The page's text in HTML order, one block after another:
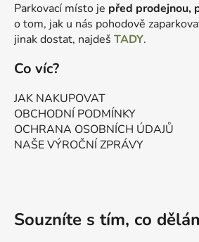
Parkovací místo je před prodejnou,
o tom, jak u nás pohodově
jinak dostat, najdeš TADY.
Co víc?
JAK NAKUPOVAT
OBCHODNÍ PODMÍNKY
OCHRANA OSOBNÍCH ÚDAJŮ
NAŠE VÝROČNÍ ZPRÁVY
Souzníte s tím, co